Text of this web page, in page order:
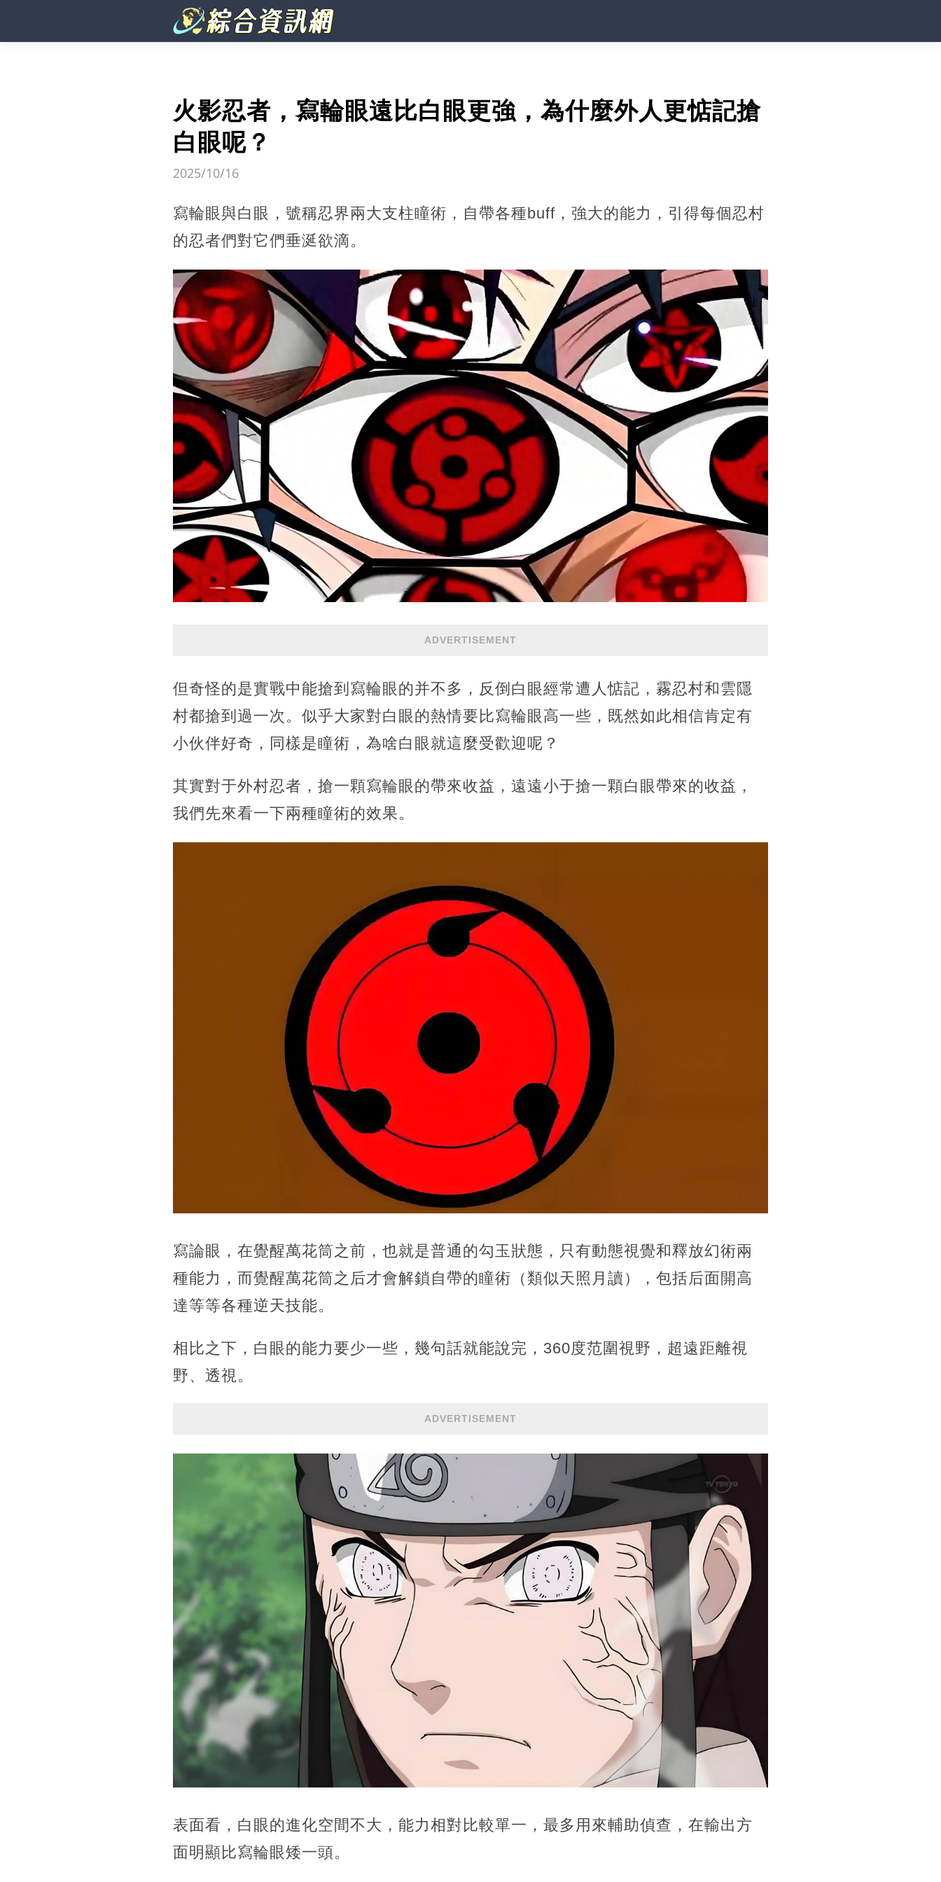
火影忍者，寫輪眼遠比白眼更強，為什麼外人更惦記搶
白眼呢？
2025/10/16
寫輪眼與白眼，號稱忍界兩大支柱瞳術，自帶各種buff，強大的能力，引得每個忍村
的忍者們對它們垂涎欲滴。
ADVERTISEMENT
但奇怪的是實戰中能搶到寫輪眼的并不多，反倒白眼經常遭人惦記，霧忍村和雲隱
村都搶到過一次。似乎大家對白眼的熱情要比寫輪眼高一些，既然如此相信肯定有
小伙伴好奇，同樣是瞳術，為啥白眼就這麼受歡迎呢？
其實對于外村忍者，搶一顆寫輪眼的帶來收益，遠遠小于搶一顆白眼帶來的收益，
我們先來看一下兩種瞳術的效果。
寫論眼，在覺醒萬花筒之前，也就是普通的勾玉狀態，只有動態視覺和釋放幻術兩
種能力，而覺醒萬花筒之后才會解鎖自帶的瞳術（類似天照月讀），包括后面開高
達等等各種逆天技能。
相比之下，白眼的能力要少一些，幾句話就能說完，360度范圍視野，超遠距離視
野、透視。
ADVERTISEMENT
表面看，白眼的進化空間不大，能力相對比較單一，最多用來輔助偵查，在輸出方
面明顯比寫輪眼矮一頭。